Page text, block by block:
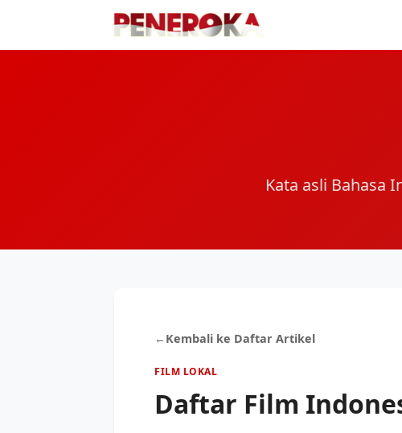
Kata asli Bahasa
← Kembali ke Daftar Artikel
FILM LOKAL
Daftar Film